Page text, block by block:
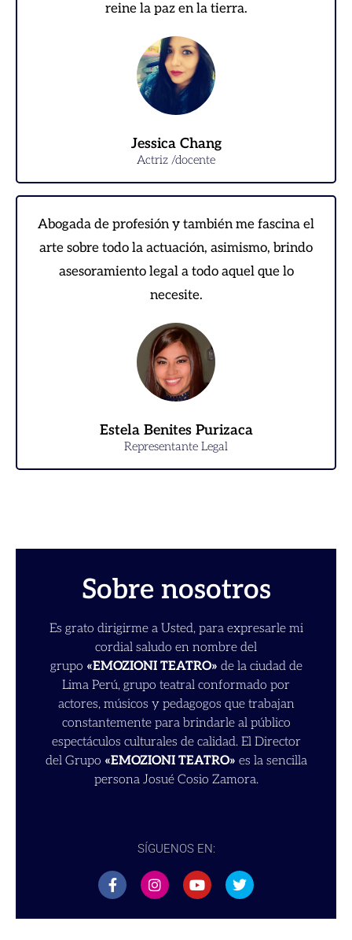
reine la paz en la tierra.
Jessica Chang
Actriz /docente
Abogada de profesión y también me fascina el
arte sobre todo la actuación, asimismo, brindo
asesoramiento legal a todo aquel que lo
necesite.
Estela Benites Purizaca
Representante Legal
Sobre nosotros
Es grato dirigirme a Usted, para expresarle mi
cordial saludo en nombre del
grupo «EMOZIONI TEATRO» de la ciudad de
Lima Perú, grupo teatral conformado por
actores, músicos y pedagogos que trabajan
constantemente para brindarle al público
espectáculos culturales de calidad. El Director
del Grupo «EMOZIONI TEATRO» es la sencilla
persona Josué Cosio Zamora.
SÍGUENOS EN: